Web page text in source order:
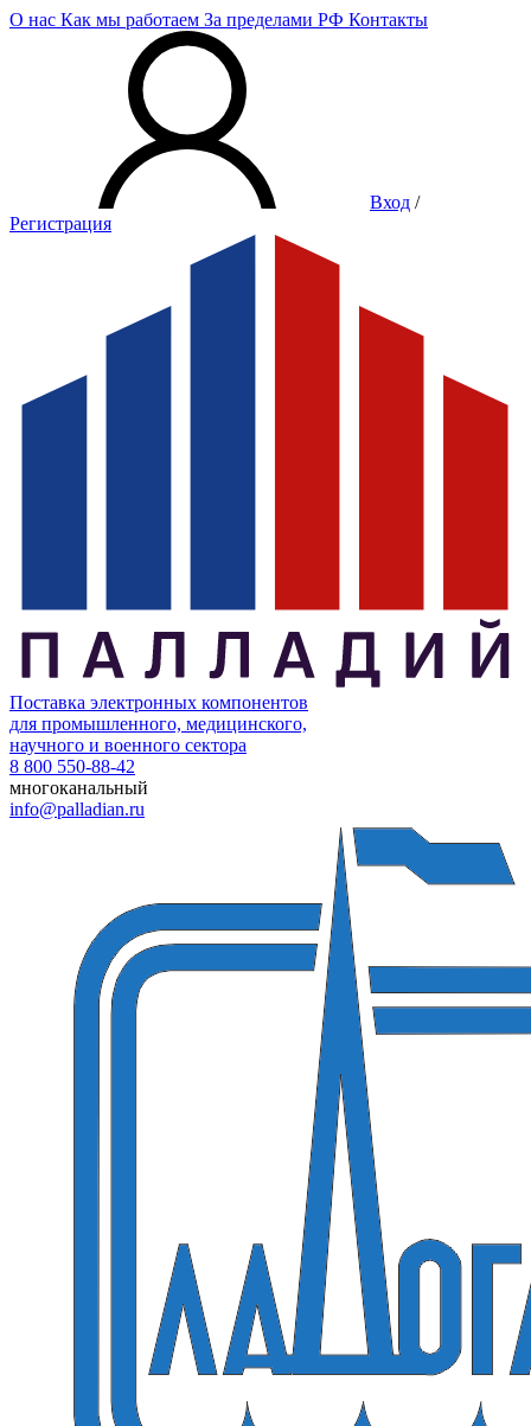
О нас Как мы работаем За пределами РФ Контакты
Вход /
Регистрация
Поставка электронных компонентов
для промышленного, медицинского,
научного и военного сектора
8 800 550-88-42
многоканальный
info@palladian.ru